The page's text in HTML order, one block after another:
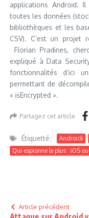
applications Android.
toutes les données
bibliothèques et les
CSV). C’est un projet
Florian Pradines,
expliqué à Data
fonctionnalités d’ici
permettant de
« isEncrypted ».
Partagez cet article
Étiquetté : Androick
Qui espionne le plus : iOS
Article précédent